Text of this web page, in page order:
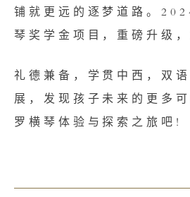
铺就更远的逐梦道路。
琴奖学金项目，重磅升级
礼德兼备，学贯中西，双
展，发现孩子未来的更多
罗横琴体验与探索之旅吧!